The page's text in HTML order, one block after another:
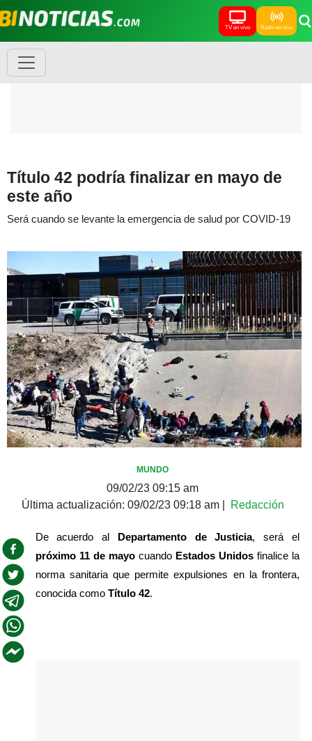
TV en vivo Radio en vivo
Título 42 podría finalizar en mayo de
este año
Será cuando se levante la emergencia de salud por COVID-19
MUNDO
09/02/23 09:15 am
Última actualización: 09/02/23 09:18 am| Redacción
De acuerdo al Departamento de Justicia
próximo 11 de mayo cuando Estados Unidos finalice la
norma sanitaria que permite expulsiones en la frontera,
conocida como Título 42.